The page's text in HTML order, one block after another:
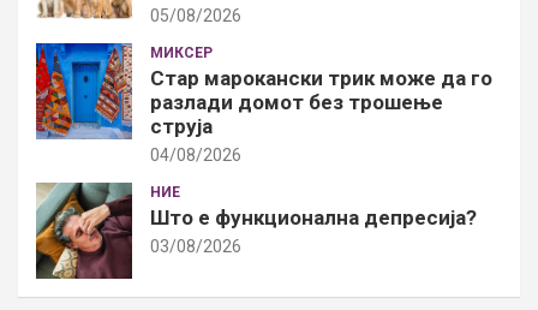
05/08/2026
МИКСЕР
Стар марокански трик може да го
разлади домот без трошење
струја
04/08/2026
НИЕ
Што е функционална депресија?
03/08/2026